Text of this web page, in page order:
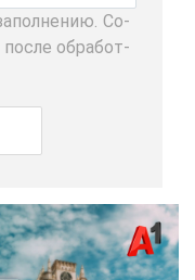
Со­
об­ра­бот­